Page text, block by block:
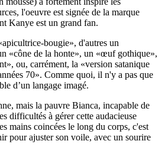
l'oeuvre est signée de la marque
Kanye est un grand fan.
bougie», d'autres un
«cône de la honte», un «œuf gothique»,
ou, carrément, la «version satanique
70». Comme quoi, il n'y a pas que
d’un langage imagé.
mais la pauvre Bianca, incapable de
difficultés à gérer cette audacieuse
mains coincées le long du corps, c'est
pour ajuster son voile, avec un sourire